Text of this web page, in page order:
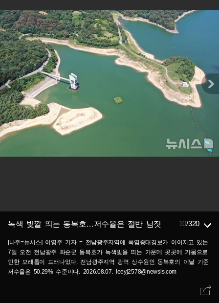
녹색 빛깔 띄는 동복호…저수율은 절반 남짓 10/320
[나주=뉴시스] 이영주 기자 = 전남광주지역에 폭염중대경보가 이어지고 있는
7일 오전 전남광주 화순군 동복호가 녹색빛을 띄는 가운데 곳곳에 가뭄으로
인한 모래톱이 드러나있다. 전남광주지역 광역 상수원인 동복호의 이날 기준
저수율은 50.29% 수준이다. 2026.08.07. leeyj2578@newsis.com